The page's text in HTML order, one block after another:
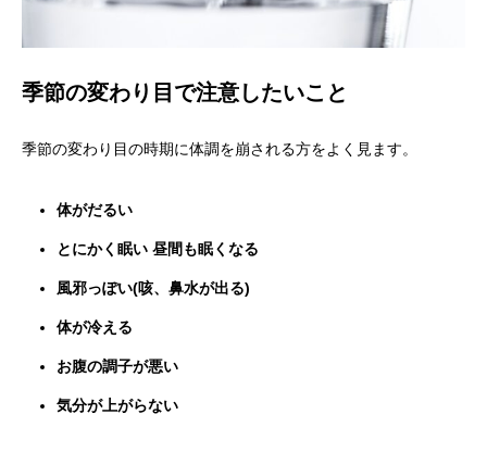
季節の変わり目で注意したいこと
季節の変わり目の時期に体調を崩される方をよく見ます。
体がだるい
とにかく眠い 昼間も眠くなる
風邪っぽい(咳、鼻水が出る)
体が冷える
お腹の調子が悪い
気分が上がらない